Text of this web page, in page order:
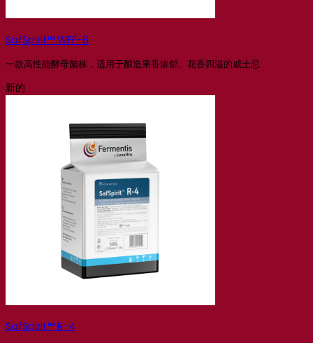
SafSpirit™ WFF-8
一款高性能酵母菌株，适用于酿造果香浓郁、花香四溢的威士忌
新的
SafSpirit™ R-4